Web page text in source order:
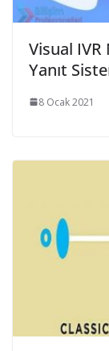
Visual
Yanıt
8 Ocak 2021